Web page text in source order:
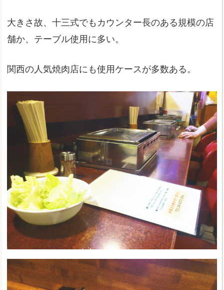
大きさ故、十三式でもカウンター長のある規模の店
舗か、テーブル使用に多い。
関西の人気焼肉店にも使用ケースが多数ある。